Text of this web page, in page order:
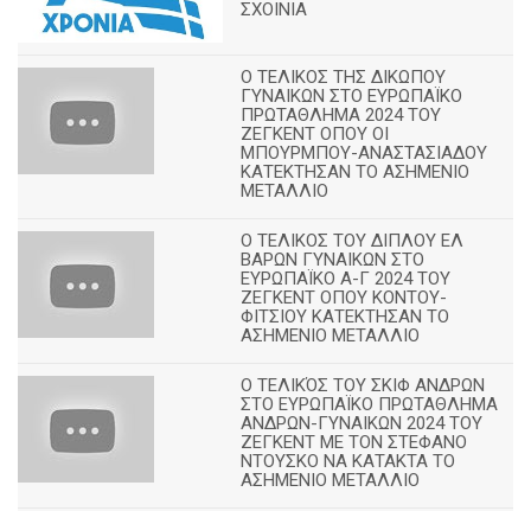
ΣΧΟΙΝΙΑ
Ο ΤΕΛΙΚΟΣ ΤΗΣ ΔΙΚΩΠΟΥ
ΓΥΝΑΙΚΩΝ ΣΤΟ ΕΥΡΩΠΑΪΚΟ
ΠΡΩΤΑΘΛΗΜΑ 2024 ΤΟΥ
ΖΕΓΚΕΝΤ ΟΠΟΥ ΟΙ
ΜΠΟΥΡΜΠΟΥ-ΑΝΑΣΤΑΣΙΑΔΟΥ
ΚΑΤΕΚΤΗΣΑΝ ΤΟ ΑΣΗΜΕΝΙΟ
ΜΕΤΑΛΛΙΟ
Ο ΤΕΛΙΚΟΣ ΤΟΥ ΔΙΠΛΟΥ ΕΛ
ΒΑΡΩΝ ΓΥΝΑΙΚΩΝ ΣΤΟ
ΕΥΡΩΠΑΪΚΟ Α-Γ 2024 ΤΟΥ
ΖΕΓΚΕΝΤ ΟΠΟΥ ΚΟΝΤΟΥ-
ΦΙΤΣΙΟΥ ΚΑΤΕΚΤΗΣΑΝ ΤΟ
ΑΣΗΜΕΝΙΟ ΜΕΤΑΛΛΙΟ
Ο ΤΕΛΙΚΌΣ ΤΟΥ ΣΚΙΦ ΑΝΔΡΩΝ
ΣΤΟ ΕΥΡΩΠΑΪΚΟ ΠΡΩΤΑΘΛΗΜΑ
ΑΝΔΡΩΝ-ΓΥΝΑΙΚΩΝ 2024 ΤΟΥ
ΖΕΓΚΕΝΤ ΜΕ ΤΟΝ ΣΤΕΦΑΝΟ
ΝΤΟΥΣΚΟ ΝΑ ΚΑΤΑΚΤΑ ΤΟ
ΑΣΗΜΕΝΙΟ ΜΕΤΑΛΛΙΟ